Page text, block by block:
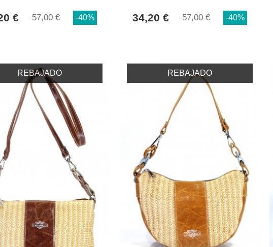
€ 57,00 € -40% 34,20 € 57,00 € -40%
REBAJADO REBAJADO